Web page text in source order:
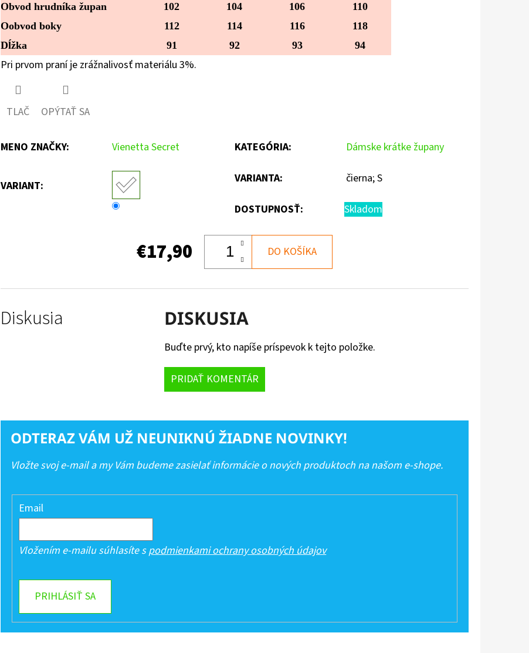
Obvod hrudníka župan
102 104 106
110
Oobvod boky
112 114 116
118
Dĺžka
91 92 93 94
Pri prvom praní je zrážnalivosť materiálu 3%.
TLAČ OPÝTAŤ SA
MENO ZNAČKY: Vienetta Secret
VARIANT:
KATEGÓRIA: Dámske krátke župany
VARIANTA: čierna; S
DOSTUPNOSŤ: Skladom
€17,90 DO KOŠÍKA
Diskusia DISKUSIA
Buďte prvý, kto napíše príspevok k tejto položke.
PRIDAŤ KOMENTÁR
ODTERAZ VÁM UŽ NEUNIKNÚ ŽIADNE NOVINKY!
Vložte svoj e-mail a my Vám budeme zasielať informácie o nových produktoch na našom e-shope.
Email
Vložením e-mailu súhlasíte spodmienkami ochrany osobných údajov
PRIHLÁSIŤ SA